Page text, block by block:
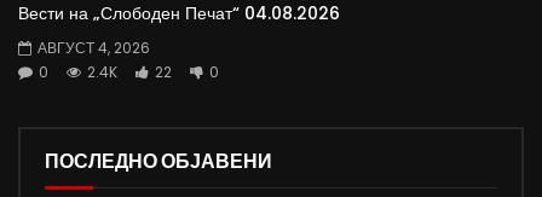
Вести на „Слободен Печат“ 04.08.2026
АВГУСТ 4, 2026
0
2.4K 22 0
ПОСЛЕДНО ОБЈАВЕНИ